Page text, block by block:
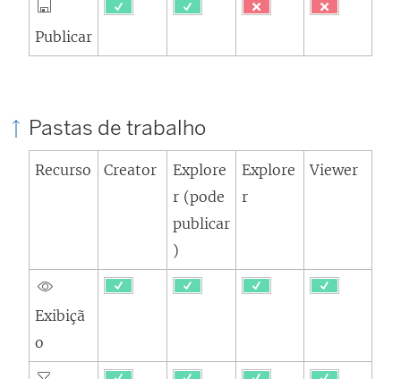
Publicar
Pastas de trabalho
Recurso Creator
Explore
r (pode
publicar
)
Explore
r
Viewer
Exibiçã
o